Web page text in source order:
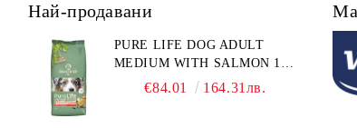
Най-продавани
PURE LIFE DOG ADULT
MEDIUM WITH SALMON 12
КГ - ПЪЛНОЦЕННА ХРАНА
€84.01 164.31лв.